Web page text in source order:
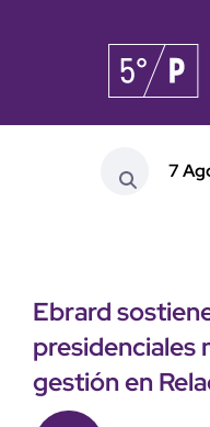
7
Ebrard
presidenciales
gestión en